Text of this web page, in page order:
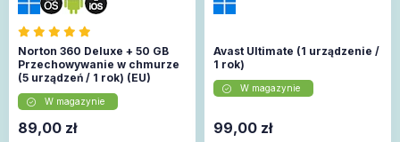
Norton 360 Deluxe + 50 GB
Przechowywanie w chmurze
(5 urządzeń / 1 rok) (EU)
W magazynie
89,00 zł
Avast Ultimate (1 urządzenie /
1 rok)
W magazynie
99,00 zł